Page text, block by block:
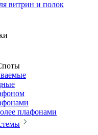
витрин и полок
плафонами